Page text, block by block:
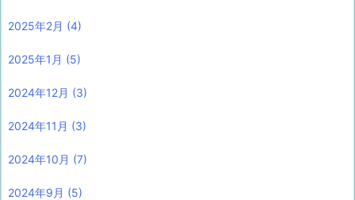
2025年2月 (4)
2025年1月 (5)
2024年12月 (3)
2024年11月 (3)
2024年10月 (7)
2024年9月 (5)